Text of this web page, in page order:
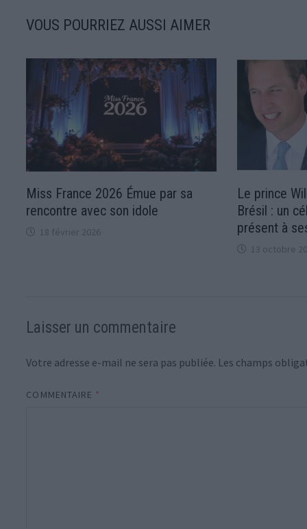
VOUS POURRIEZ AUSSI AIMER
Miss France 2026 Émue par sa
rencontre avec son idole
18 février 2026
Le prince
Brésil : un
présent à
13 octobre
Laisser un commentaire
Votre adresse e-mail ne sera pas publiée. Les champs
COMMENTAIRE *